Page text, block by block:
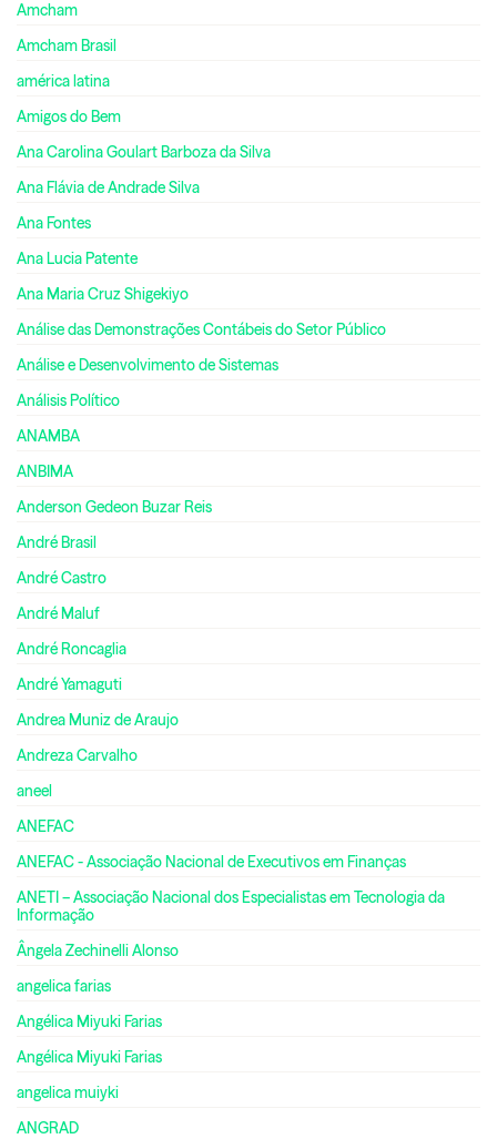
Amcham
Amcham Brasil
américa latina
Amigos do Bem
Ana Carolina Goulart Barboza da Silva
Ana Flávia de Andrade Silva
Ana Fontes
Ana Lucia Patente
Ana Maria Cruz Shigekiyo
Análise das Demonstrações Contábeis do Setor Público
Análise e Desenvolvimento de Sistemas
Análisis Político
ANAMBA
ANBIMA
Anderson Gedeon Buzar Reis
André Brasil
André Castro
André Maluf
André Roncaglia
André Yamaguti
Andrea Muniz de Araujo
Andreza Carvalho
aneel
ANEFAC
ANEFAC - Associação Nacional de Executivos em Finanças
ANETI – Associação Nacional dos Especialistas em Tecnologia da
Informação
Ângela Zechinelli Alonso
angelica farias
Angélica Miyuki Farias
Angélica Miyuki Farias
angelica muiyki
ANGRAD